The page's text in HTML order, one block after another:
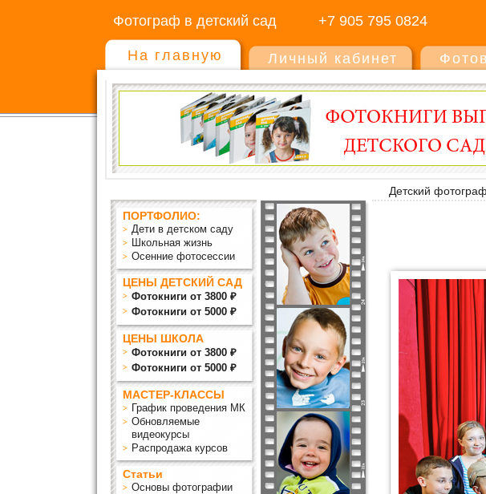
Фотограф в детский сад +7 905 795 0824
На главную Личный кабинет
Детский фотограф
ПОРТФОЛИО:
Дети в детском саду
Школьная жизнь
Осенние фотосессии
ЦЕНЫ ДЕТСКИЙ САД
Фотокниги от 3800 ₽
Фотокниги от 5000 ₽
ЦЕНЫ ШКОЛА
Фотокниги от 3800 ₽
Фотокниги от 5000 ₽
МАСТЕР-КЛАССЫ
График проведения МК
Обновляемые
видеокурсы
Распродажа курсов
Статьи
Основы фотографии